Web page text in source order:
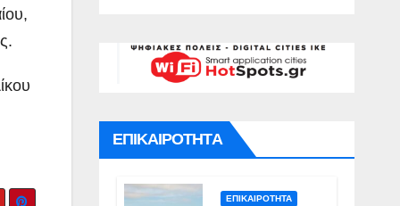
της
ΕΠΙΚΑΙΡΟΤΗΤΑ
ΕΠΙΚΑΙΡΟΤΗΤΑ